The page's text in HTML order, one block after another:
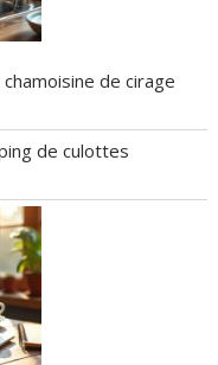
de cirage
de culottes